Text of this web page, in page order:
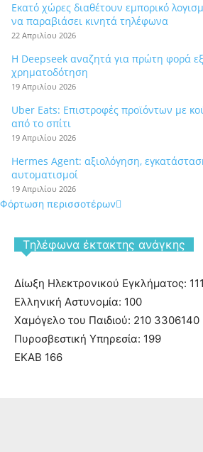
Εκατό χώρες διαθέτουν εμπορικό
να παραβιάσει κινητά τηλέφωνα
22 Απριλίου 2026
Η Deepseek αναζητά για πρώτη φορά
χρηματοδότηση
19 Απριλίου 2026
Uber Eats: Επιστροφές προϊόντων με
από το σπίτι
19 Απριλίου 2026
Hermes Agent: αξιολόγηση,
αυτοματισμοί
19 Απριλίου 2026
Φόρτωση περισσοτέρων
Tηλέφωνα έκτακτης ανάγκης
Δίωξη Ηλεκτρονικού Εγκλήματος:
Ελληνική Αστυνομία: 100
Χαμόγελο του Παιδιού: 210 3306140
Πυροσβεστική Υπηρεσία: 199
ΕΚΑΒ 166